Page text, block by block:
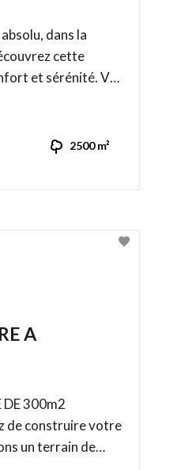
dans la
cette
et sérénité. Vue
sa cheminée à
2500 m²
A
DE 300m2
un terrain de